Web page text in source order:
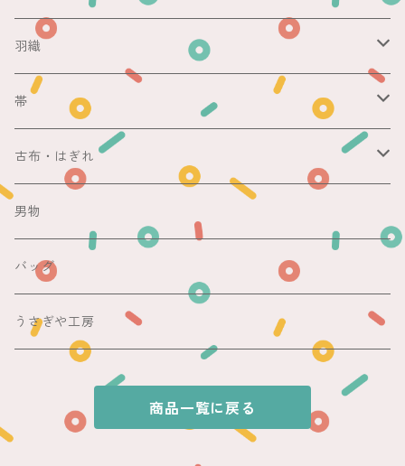
レース足袋
マスキングテープ
防虫香
袷
銘仙
紬
単衣
銘仙
紬
夏
浴衣
夏着物
羽織
銘仙
その他
帯
名古屋帯
袋帯
昼夜帯
夏帯
古布・はぎれ
切売り
銘仙
銘仙集め
木綿・麻
男物
バッグ
うさぎや工房
商品一覧に戻る